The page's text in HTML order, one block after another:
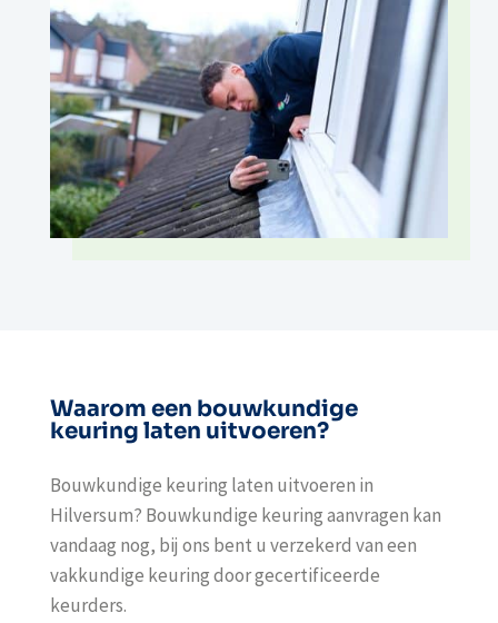
Waarom een bouwkundige
keuring laten uitvoeren?
Bouwkundige keuring laten uitvoeren in
Hilversum? Bouwkundige keuring aanvragen kan
vandaag nog, bij ons bent u verzekerd van een
vakkundige keuring door gecertificeerde
keurders.